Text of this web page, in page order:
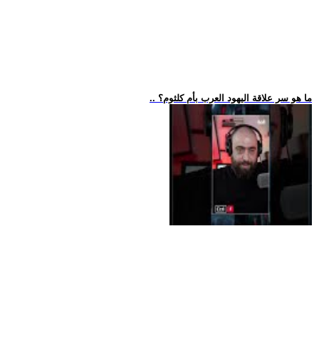
.. ما هو سر علاقة اليهود العرب بأم كلثوم؟